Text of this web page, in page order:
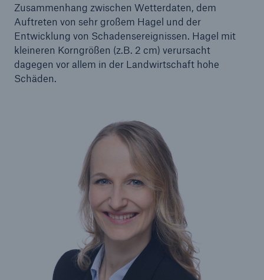
Zusammenhang zwischen Wetterdaten, dem
Auftreten von sehr großem Hagel und der
Entwicklung von Schadensereignissen. Hagel mit
kleineren Korngrößen (z.B. 2 cm) verursacht
dagegen vor allem in der Landwirtschaft hohe
Schäden.
Sachdeckung durch einen leistungsfähigen
Rückversicherungspartner